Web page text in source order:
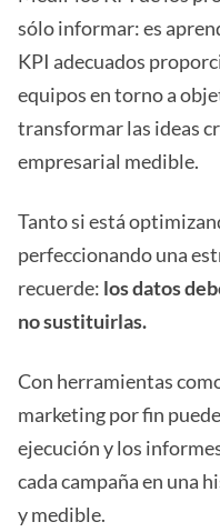
sólo informar: es
KPI adecuados
equipos en torno a
transformar las ideas
empresarial medible.
Tanto si está
perfeccionando una
recuerde: los datos
no sustituirlas.
Con herramientas
marketing por fin
ejecución y los
cada campaña en una
y medible.